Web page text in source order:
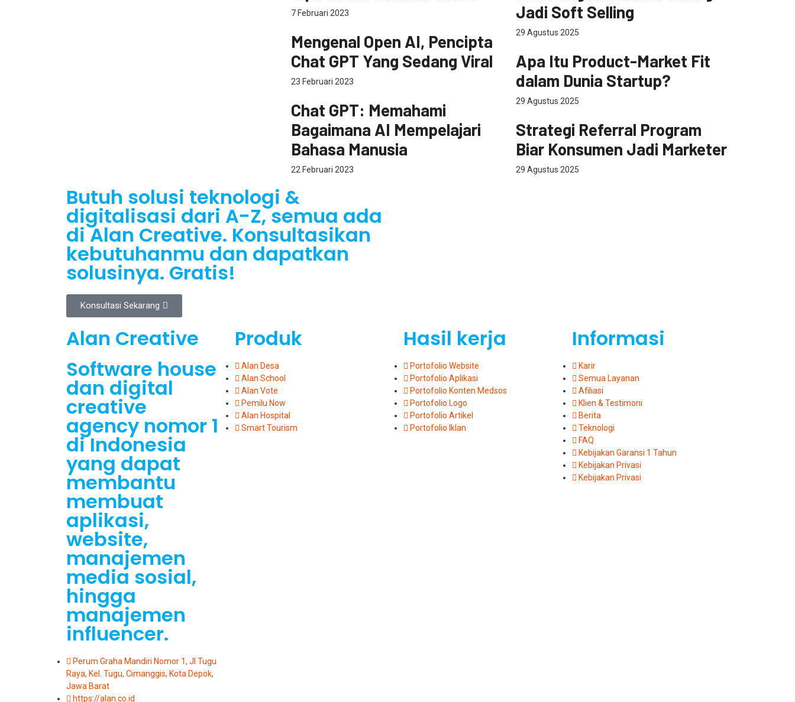
7 Februari 2023
Mengenal Open AI, Pencipta
Chat GPT Yang Sedang Viral
23 Februari 2023
Chat GPT: Memahami
Bagaimana AI Mempelajari
Bahasa Manusia
22 Februari 2023
Jadi Soft Selling
29 Agustus 2025
Apa Itu Product-Market Fit
dalam Dunia Startup?
29 Agustus 2025
Strategi Referral Program
Biar Konsumen Jadi Marketer
29 Agustus 2025
Butuh solusi teknologi &
digitalisasi dari A-Z, semua ada
di Alan Creative. Konsultasikan
kebutuhanmu dan dapatkan
solusinya. Gratis!
Konsultasi Sekarang
Alan Creative
Software house
dan digital
creative
agency nomor 1
di Indonesia
yang dapat
membantu
membuat
aplikasi,
website,
manajemen
media sosial,
hingga
manajemen
influencer.
Perum Graha Mandiri Nomor 1, Jl Tugu
Raya, Kel. Tugu, Cimanggis, Kota Depok,
Jawa Barat
https://alan.co.id
Produk
Alan Desa
Alan School
Alan Vote
Pemilu Now
Alan Hospital
Smart Tourism
Hasil kerja
Portofolio Website
Portofolio Aplikasi
Portofolio Konten Medsos
Portofolio Logo
Portofolio Artikel
Portofolio Iklan
Informasi
Karir
Semua Layanan
Afiliasi
Klien & Testimoni
Berita
Teknologi
FAQ
Kebijakan Garansi 1 Tahun
Kebijakan Privasi
Kebijakan Privasi